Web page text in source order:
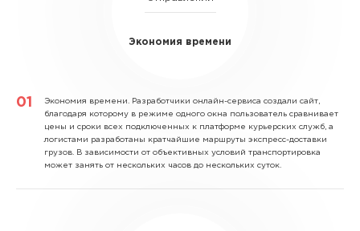
Экономия времени
Экономия времени. Разработчики онлайн-сервиса создали сайт,
благодаря которому в режиме одного окна пользователь сравнивает
цены и сроки всех подключенных к платформе курьерских служб, а
логистами разработаны кратчайшие маршруты экспресс-доставки
грузов. В зависимости от объективных условий транспортировка
может занять от нескольких часов до нескольких суток.